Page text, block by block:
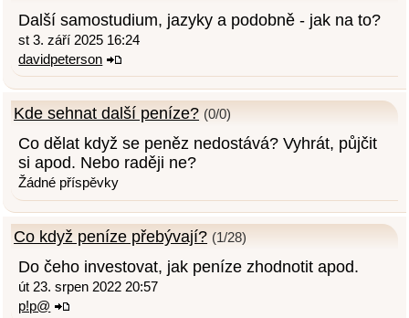
Další samostudium, jazyky a podobně - jak na to?
st 3. září 2025 16:24
davidpeterson
Kde sehnat další peníze? (0/0)
Co dělat když se peněz nedostává? Vyhrát, půjčit
si apod. Nebo raději ne?
Žádné příspěvky
Co když peníze přebývají? (1/28)
Do čeho investovat, jak peníze zhodnotit apod.
út 23. srpen 2022 20:57
p!p@